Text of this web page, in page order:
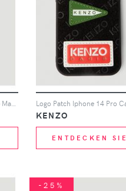
Spray Pro Skateboard Deck - Mann Tech One Size
KENZO
ENTDECKEN SIE
-25%